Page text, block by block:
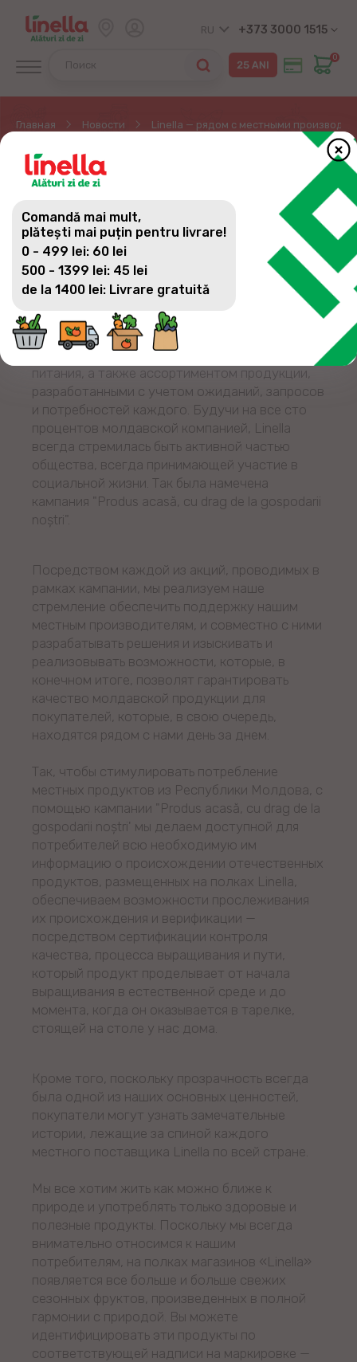
RU +373 3000 1515
0
Главная Новости Linella — рядом с местными
LINELLA — РЯДОМ С
ПРОИЗВОДИТЕЛЯМИ!
С течением времени Linella стала встречать
молдаван не только доступными ценами, но и
натуральными и здоровыми продуктами
питания, а также ассортиментом продукции,
разработанными с учетом ожиданий, запросов
и потребностей каждого. Будучи на все сто
процентов молдавской компанией, Linella
всегда стремилась быть активной частью
общества, всегда принимающей участие в
социальной жизни. Так была намечена
кампания "Produs acasă, cu drag de la gospodarii
noștri".
Посредством каждой из акций, проводимых в
рамках кампании, мы реализуем наше
стремление обеспечить поддержку нашим
местным производителям, и совместно с ними
разрабатывать решения и изыскивать и
реализовывать возможности, которые, в
конечном итоге, позволят гарантировать
качество молдавской продукции для
покупателей, которые, в свою очередь,
находятся рядом с нами день за днем.
Так, чтобы стимулировать потребление
местных продуктов из Республики Молдова, с
помощью кампании "Produs acasă, cu drag de la
gospodarii noștri' мы делаем доступной для
потребителей всю необходимую им
информацию о происхождении отечественных
продуктов, размещенных на полках Linella,
обеспечиваем возможности прослеживания
их происхождения и верификации —
посредством сертификации контроля
качества, процесса выращивания и пути,
который продукт проделывает от начала
выращивания в естественной среде и до
момента, когда он оказывается в тарелке,
стоящей на столе у нас дома.
Кроме того, поскольку прозрачность всегда
была одной из наших основных ценностей,
покупатели могут узнать замечательные
истории, лежащие за спиной каждого
местного поставщика Linella по всей стране.
Мы все хотим жить как можно ближе к
природе и употреблять только здоровые и
полезные продукты. Поскольку мы всегда
внимательно относимся к нашим
потребителям, на полках магазинов «Linella»
появляется все больше и больше свежих
сезонных фруктов, произведенных в полной
гармонии с природой. Вы можете
идентифицировать эти продукты по
соответствующей надписи на маркировке —
Comandă mai mult,
plătești mai puțin pentru livrare!
0 - 499 lei: 60 lei
500 - 1399 lei: 45 lei
de la 1400 lei: Livrare gratuită